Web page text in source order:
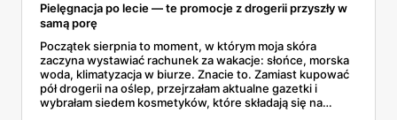
Pielęgnacja po lecie — te promocje z drogerii przyszły w
samą porę
Początek sierpnia to moment, w którym moja skóra
zaczyna wystawiać rachunek za wakacje: słońce, morska
woda, klimatyzacja w biurze. Znacie to. Zamiast kupować
pół drogerii na oślep, przejrzałam aktualne gazetki i
wybrałam siedem kosmetyków, które składają się na